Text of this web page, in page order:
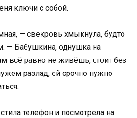
ключи с собой.
— свекровь хмыкнула, будто
— Бабушкина, однушка на
всё равно не живёшь, стоит без
разлад, ей срочно нужно
телефон и посмотрела на